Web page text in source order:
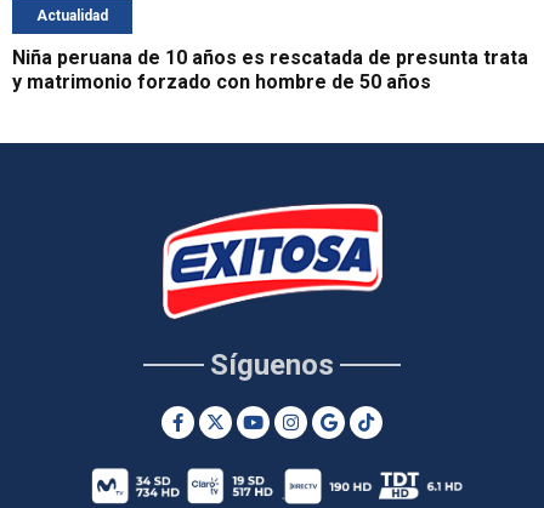
Actualidad
Niña peruana de 10 años es rescatada de presunta trata
y matrimonio forzado con hombre de 50 años
Síguenos